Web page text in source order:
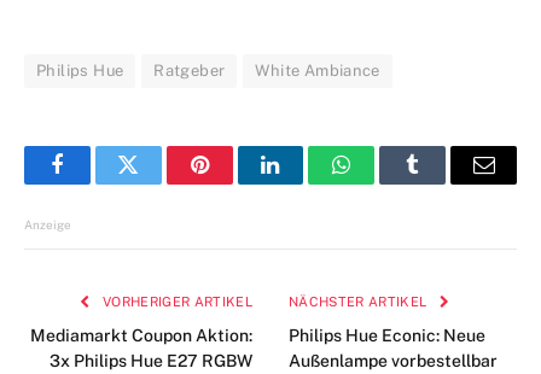
Philips Hue Ratgeber White Ambiance
FacebookTwitter PinterestLinkedInWhatsAppTumblr E-
Anzeige
VORHERIGER ARTIKEL
Mediamarkt Coupon Aktion:
3x Philips Hue E27 RGBW
NÄCHSTER ARTIKEL
Philips Hue Econic: Neue
Außenlampe vorbestellbar